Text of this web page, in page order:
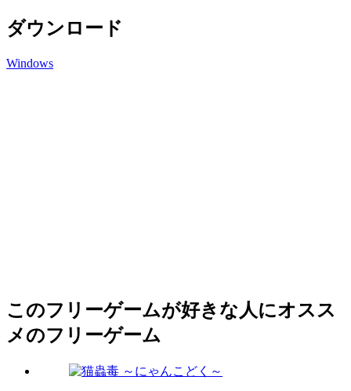
ダウンロード
Windows
このフリーゲームが好きな人にオスス
メのフリーゲーム